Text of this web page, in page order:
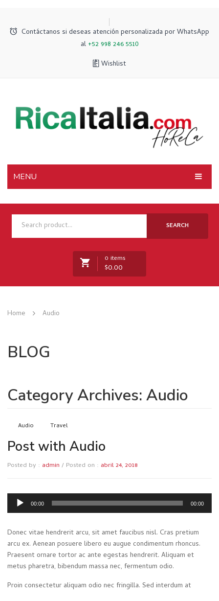
Contáctanos si deseas atención personalizada por WhatsApp
al +52 998 246 5510
Wishlist
MENU
INICIO
NOSOTROS
TIENDA
CONTACTO
SEARCH
0 items
$0.00
Home
Audio
BLOG
Category Archives: Audio
Audio Travel
Post with Audio
Posted by : admin / Posted on : abril 24, 2018
Reproductor
00:00 00:00
Donec vitae hendrerit arcu, sit amet faucibus nisl. Cras pretium
arcu ex. Aenean posuere libero eu augue condimentum rhoncus.
Praesent ornare tortor ac ante egestas hendrerit. Aliquam et
metus pharetra, bibendum massa nec, fermentum odio.
Proin consectetur aliquam odio nec fringilla. Sed interdum at